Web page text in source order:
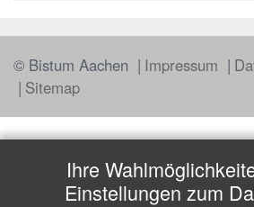
© Bistum Aachen Impressum
Sitemap
Ihre
Einstellungen zum